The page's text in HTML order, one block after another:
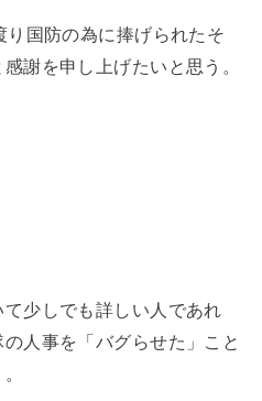
り国防の為に捧げられたそ
謝を申し上げたいと思う。
少しでも詳しい人であれ
人事を「バグらせた」こと